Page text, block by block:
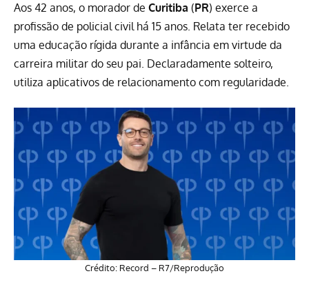
Aos 42 anos, o morador de Curitiba (PR) exerce a
profissão de policial civil há 15 anos. Relata ter recebido
uma educação rígida durante a infância em virtude da
carreira militar do seu pai. Declaradamente solteiro,
utiliza aplicativos de relacionamento com regularidade.
Crédito: Record – R7/Reprodução